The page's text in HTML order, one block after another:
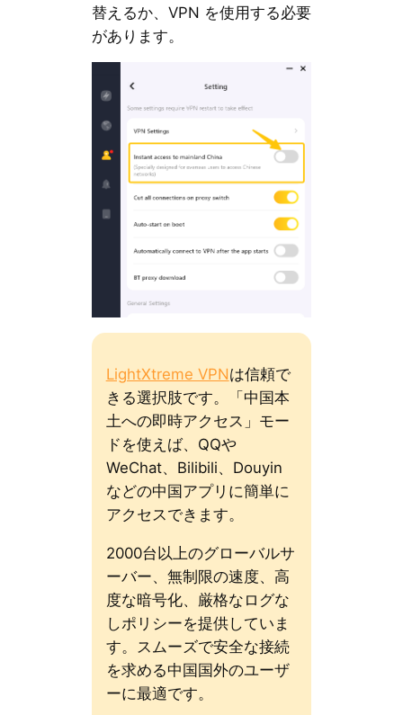
替えるか、VPN を使用する必要
があります。
LightXtreme VPNは信頼で
きる選択肢です。「中国本
土への即時アクセス」モー
ドを使えば、QQや
WeChat、Bilibili、Douyin
などの中国アプリに簡単に
アクセスできます。
2000台以上のグローバルサ
ーバー、無制限の速度、高
度な暗号化、厳格なログな
しポリシーを提供していま
す。スムーズで安全な接続
を求める中国国外のユーザ
ーに最適です。